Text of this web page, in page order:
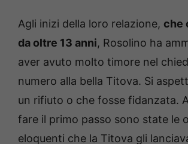
Agli inizi della loro relazione, che
da oltre 13 anni, Rosolino ha
aver avuto molto timore nel
numero alla bella Titova. Si
un rifiuto o che fosse fidanzata.
fare il primo passo sono state le
eloquenti che la Titova gli